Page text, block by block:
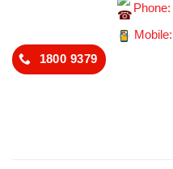
Phone:
Mobile:
1800 9379